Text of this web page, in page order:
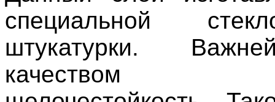
специальной
штукатурки.
качеством